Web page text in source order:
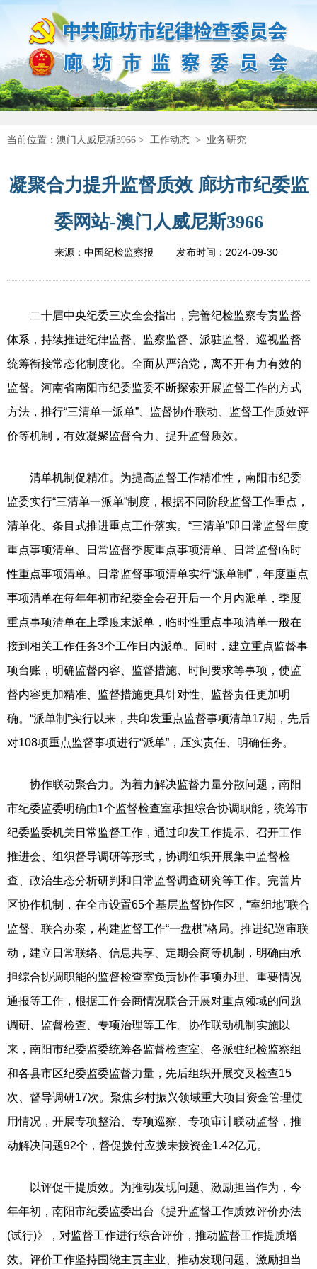
当前位置： 澳门人威尼斯3966 > 工作动态 > 业务研究
凝聚合力提升监督质效 廊坊市纪委监
委网站-澳门人威尼斯3966
来源：中国纪检监察报 发布时间： 2024-09-30
二十届中央纪委三次全会指出，完善纪检监察专责监督
体系，持续推进纪律监督、监察监督、派驻监督、巡视监督
统筹衔接常态化制度化。全面从严治党，离不开有力有效的
监督。河南省南阳市纪委监委不断探索开展监督工作的方式
方法，推行“三清单一派单”、监督协作联动、监督工作质效评
价等机制，有效凝聚监督合力、提升监督质效。
清单机制促精准。为提高监督工作精准性，南阳市纪委
监委实行“三清单一派单”制度，根据不同阶段监督工作重点，
清单化、条目式推进重点工作落实。“三清单”即日常监督年度
重点事项清单、日常监督季度重点事项清单、日常监督临时
性重点事项清单。日常监督事项清单实行“派单制”，年度重点
事项清单在每年年初市纪委全会召开后一个月内派单，季度
重点事项清单在上季度末派单，临时性重点事项清单一般在
接到相关工作任务3个工作日内派单。同时，建立重点监督事
项台账，明确监督内容、监督措施、时间要求等事项，使监
督内容更加精准、监督措施更具针对性、监督责任更加明
确。“派单制”实行以来，共印发重点监督事项清单17期，先后
对108项重点监督事项进行“派单”，压实责任、明确任务。
协作联动聚合力。为着力解决监督力量分散问题，南阳
市纪委监委明确由1个监督检查室承担综合协调职能，统筹市
纪委监委机关日常监督工作，通过印发工作提示、召开工作
推进会、组织督导调研等形式，协调组织开展集中监督检
查、政治生态分析研判和日常监督调查研究等工作。完善片
区协作机制，在全市设置65个基层监督协作区，“室组地”联合
监督、联合办案，构建监督工作“一盘棋”格局。推进纪巡审联
动，建立日常联络、信息共享、定期会商等机制，明确由承
担综合协调职能的监督检查室负责协作事项办理、重要情况
通报等工作，根据工作会商情况联合开展对重点领域的问题
调研、监督检查、专项治理等工作。协作联动机制实施以
来，南阳市纪委监委统筹各监督检查室、各派驻纪检监察组
和各县市区纪委监委监督力量，先后组织开展交叉检查15
次、督导调研17次。聚焦乡村振兴领域重大项目资金管理使
用情况，开展专项整治、专项巡察、专项审计联动监督，推
动解决问题92个，督促拨付应拨未拨资金1.42亿元。
以评促干提质效。为推动发现问题、激励担当作为，今
年年初，南阳市纪委监委出台《提升监督工作质效评价办法
(试行)》，对监督工作进行综合评价，推动监督工作提质增
效。评价工作坚持围绕主责主业、推动发现问题、激励担当